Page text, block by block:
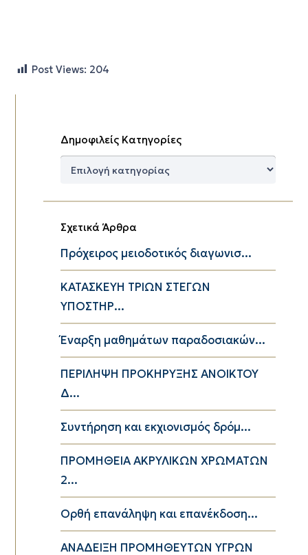
Post Views: 204
Δημοφιλείς Κατηγορίες
Δημοφιλείς
Σχετικά Άρθρα
Πρόχειρος μειοδοτικός διαγωνισ...
ΚΑΤΑΣΚΕΥΗ ΤΡΙΩΝ ΣΤΕΓΩΝ
ΥΠΟΣΤΗΡ...
Έναρξη μαθημάτων παραδοσιακών...
ΠΕΡΙΛΗΨΗ ΠΡΟΚΗΡΥΞΗΣ ΑΝΟΙΚΤΟΥ
Δ...
Συντήρηση και εκχιονισμός δρόμ...
ΠΡΟΜΗΘΕΙΑ ΑΚΡΥΛΙΚΩΝ ΧΡΩΜΑΤΩΝ
2...
Ορθή επανάληψη και επανέκδοση...
ΑΝΑΔΕΙΞΗ ΠΡΟΜΗΘΕΥΤΩΝ ΥΓΡΩΝ